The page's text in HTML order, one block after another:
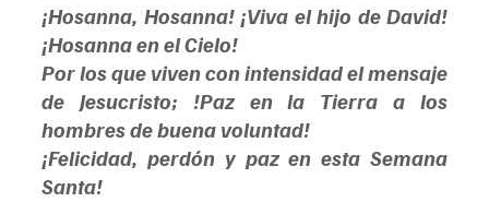
¡Hosanna, Hosanna! ¡Viva el hijo de David!
¡Hosanna en el Cielo!
Por los que viven con intensidad el mensaje
de Jesucristo; !Paz en la Tierra a los
hombres de buena voluntad!
¡Felicidad, perdón y paz en esta Semana
Santa!